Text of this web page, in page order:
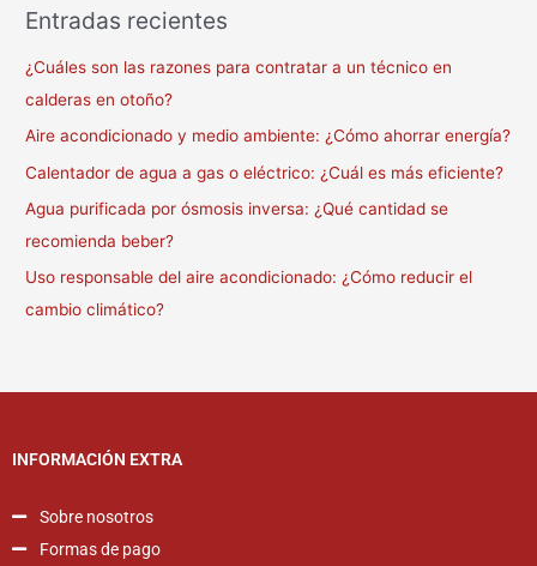
Entradas recientes
¿Cuáles son las razones para contratar a un técnico en
calderas en otoño?
Aire acondicionado y medio ambiente: ¿Cómo ahorrar energía?
Calentador de agua a gas o eléctrico: ¿Cuál es más eficiente?
Agua purificada por ósmosis inversa: ¿Qué cantidad se
recomienda beber?
Uso responsable del aire acondicionado: ¿Cómo reducir el
cambio climático?
INFORMACIÓN EXTRA
Sobre nosotros
Formas de pago